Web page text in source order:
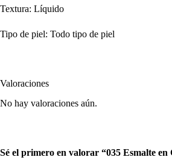
Textura: Líquido
Tipo de piel: Todo tipo de piel
Valoraciones
No hay valoraciones aún.
Sé el primero en valorar “035 Esmalte en